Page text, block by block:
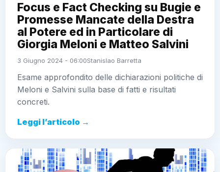
Focus e Fact Checking su Bugie e
Promesse Mancate della Destra
al Potere ed in Particolare di
Giorgia Meloni e Matteo Salvini
3 Giugno 2024 - 06:00Stanislao Barretta
Esame approfondito delle dichiarazioni politiche di
Meloni e Salvini sulla base di fatti e risultati
concreti.
Leggi l’articolo →